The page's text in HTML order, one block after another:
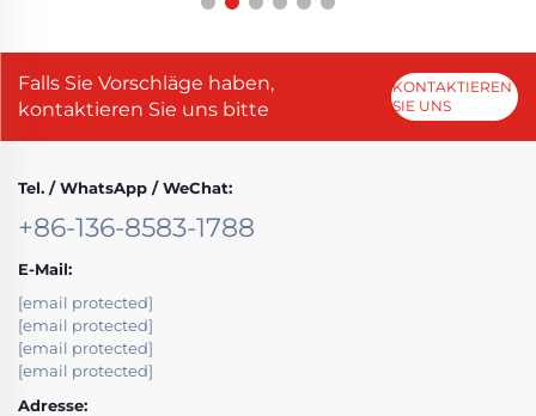
Falls Sie Vorschläge haben,
kontaktieren Sie uns bitte
KONTAKTIEREN
SIE UNS
Tel. / WhatsApp / WeChat:
+86-136-8583-1788
E-Mail:
[email protected]
[email protected]
[email protected]
[email protected]
Adresse: